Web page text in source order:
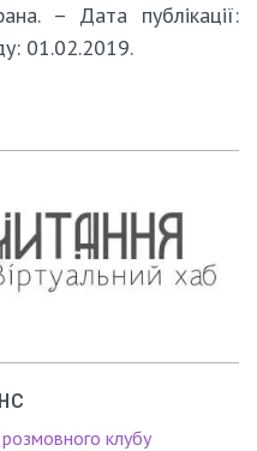
– Дата публікації:
01.02.2019.
клубу